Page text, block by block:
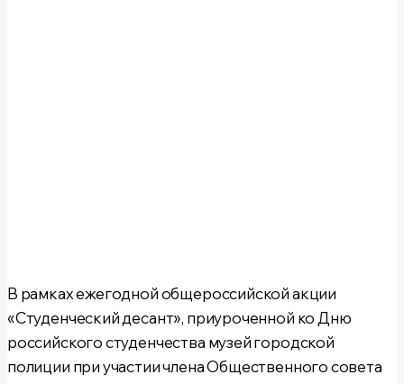
В рамках ежегодной общероссийской акции
«Студенческий десант», приуроченной ко Дню
российского студенчества музей городской
полиции при участии члена Общественного совета